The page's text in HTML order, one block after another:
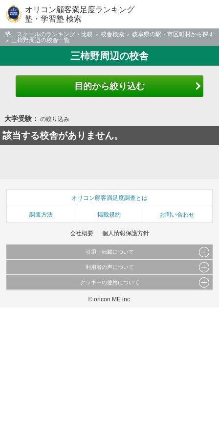
オリコン顧客満足度ランキング
塾・学習塾 検索
塾、スクールのランキング・比較 校舎検索
岐阜県の駅・市区町村から探す
三柿野周辺の校舎一覧
三柿野周辺の校舎
目的から絞り込む
大学受験： の絞り込み
該当する校舎がありません。
オリコン顧客満足度調査とは
調査方法 掲載規約 お問い合わせ
会社概要 個人情報保護方針
引用・転載について
当サイトで公開されている情報（文字、写真、イラスト、画像データ等）及びこれらの配
これらの情報を権利者の許可なく無断転載・複製などの二次利用を行うことは固く禁じて
利用者の声について
当サイトに掲載している内容はすべてサービスの利用者が提出された見解・感想です。
弊社の見解・ 意見ではないことをご理解いただいた上でご覧ください。
クッキーの使用について
このサイトでは Cookie を使用して、ユーザーに合わせたコンテンツや広告の表示、ソー
© oricon ME inc.